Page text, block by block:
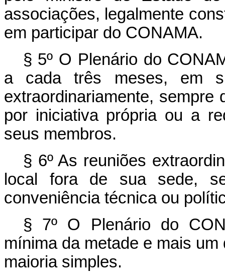
associações, legalmente
em participar do CONAMA.
§ 5º O Plenário do
a cada três meses, em
extraordinariamente, sempre
por iniciativa própria ou a
seus membros.
§ 6º As reuniões
local fora de sua sede,
conveniência técnica ou
§ 7º O Plenário do
mínima da metade e mais
maioria simples.